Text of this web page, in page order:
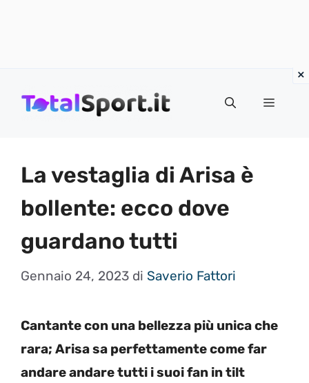
MENU
La vestaglia di Arisa è
bollente: ecco dove
guardano tutti
Gennaio 24, 2023 di Saverio Fattori
Cantante con una bellezza più unica che
rara; Arisa sa perfettamente come far
andare andare tutti i suoi fan in tilt